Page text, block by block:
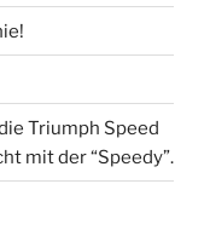
Triumph Speed
mit der “Speedy”.